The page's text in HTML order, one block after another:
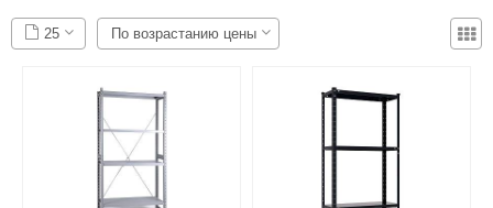
25 По возрастанию цены